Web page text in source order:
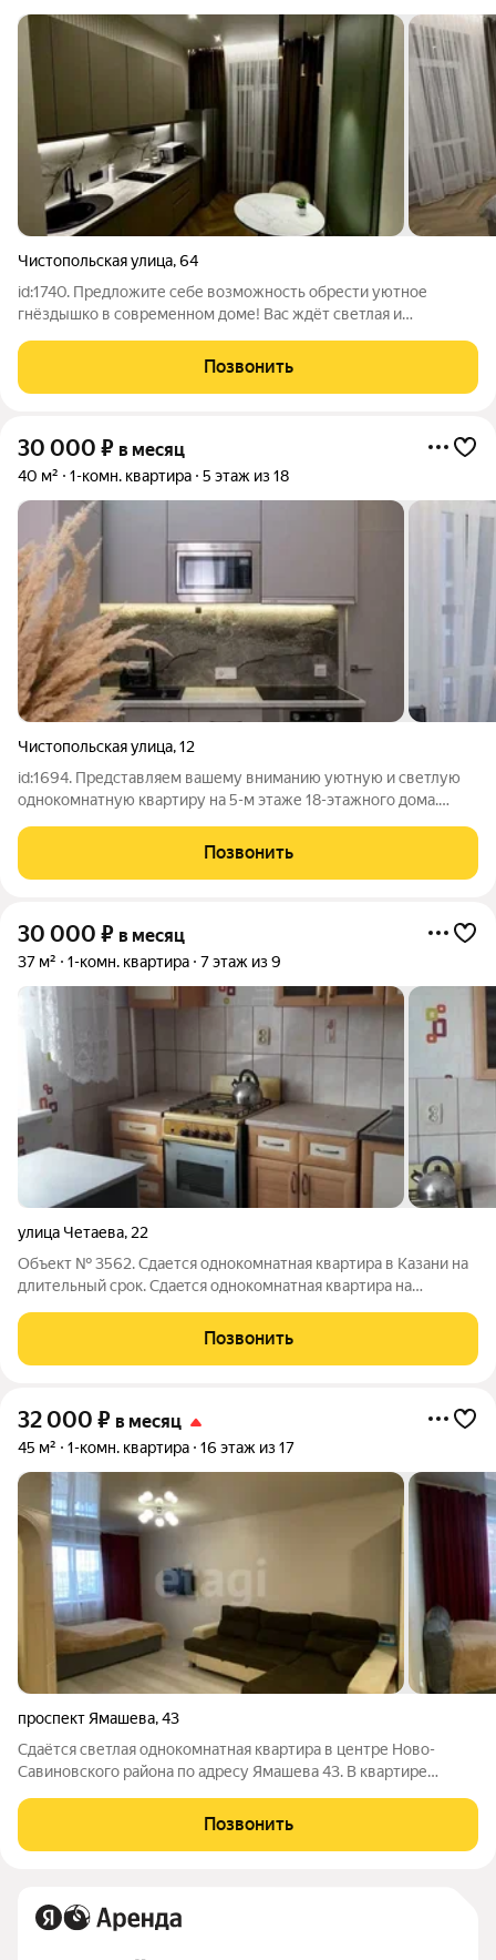
Чистопольская улица,64
id:1740. Предложите себе возможность обрести уютное
гнёздышко в современном доме! Вас ждёт светлая и
квадратных метров. Расположена она на 7-м этаже 14-
Позвонить
30 000 ₽ в месяц
40 м² 1-комн. квартира 5 этаж из 18
Чистопольская улица,12
id:1694. Представляем вашему вниманию уютную и светлую
однокомнатную квартиру на 5-м этаже 18-этажного дома.
20 квадратных метров приходится на жилую площадь, а 10 на
просторную и
Позвонить
30 000 ₽ в месяц
37 м² 1-комн. квартира 7 этаж из 9
улица Четаева, 22
Объект № 3562. Сдается однокомнатная квартира в Казани на
длительный срок. Cдaeтcя однокомнaтная квартирa на
нeoбходимое в шaговой доcтупноcти мaгазины "СПAP",
"Maгнит", тoргoвый центp "Пapк xауc",
Позвонить
32 000 ₽ в месяц
45 м² 1-комн. квартира 16 этаж из 17
проспект Ямашева,43
Сдаётся светлая однокомнатная квартира в центре Ново-
Савиновского района по адресу Ямашева 43. В квартире
мебель. Квартира тёплая, большой балкон. Напротив
находится ТЦ ПАРК ХАУС. Школы, детские
Позвонить